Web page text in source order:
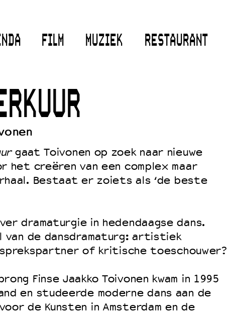
FILM MUZIEK RESTAURANT
& contact
VO/MBO
gaat Toivonen op zoek naar nieuwe
het creëren van een complex maar
Bestaat er zoiets als ‘de beste
dramaturgie in hedendaagse dans.
van de dansdramaturg: artistiek
of kritische toeschouwer?
Finse Jaakko Toivonen kwam in 1995
en studeerde moderne dans aan de
de Kunsten in Amsterdam en de